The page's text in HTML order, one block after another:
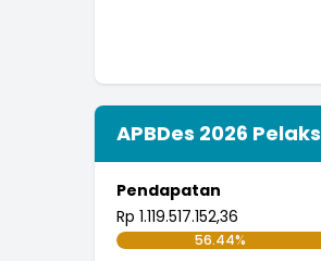
APBDes 2026
Pendapatan
Rp 1.119.517.152,36
56.44%